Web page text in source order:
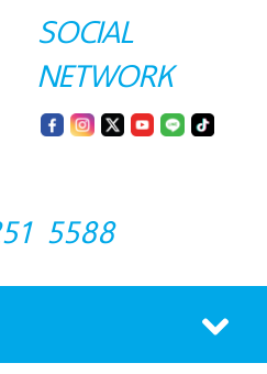
SOCIAL
NETWORK
5588